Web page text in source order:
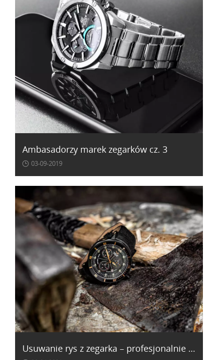
Ambasadorzy marek zegarków cz. 3
03-09-2019
Usuwanie rys z zegarka – profesjonalnie oraz domowo